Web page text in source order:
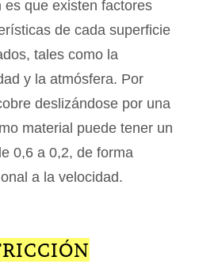
es que existen factores
de cada superficie
tales como la
y la atmósfera. Por
deslizándose por una
material puede tener un
0,6 a 0,2, de forma
a la velocidad.